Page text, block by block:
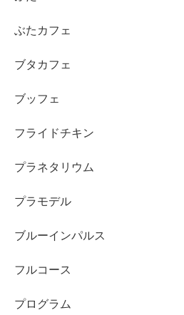
ぶたカフェ
ブタカフェ
ブッフェ
フライドチキン
プラネタリウム
プラモデル
ブルーインパルス
フルコース
プログラム